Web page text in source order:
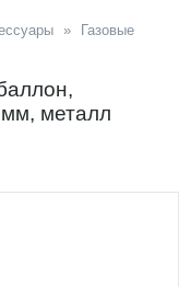
»
Газовые
металл